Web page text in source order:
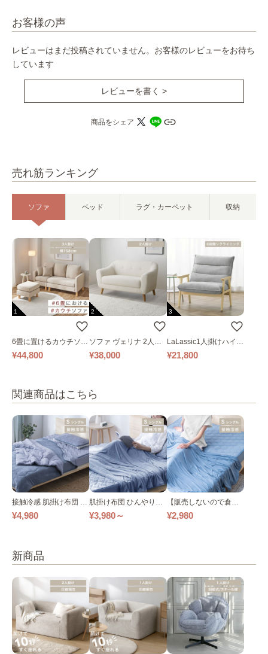
売れ筋ランキング
ソファ ベッド ラグ・カーペット 収納
1
6畳に置けるカウチソフ
ァ｜ベージュ
¥44,800
2
ソファ ヴェリナ 2人掛
け
¥38,000
3
LaLassic1人掛けハイバ
ックソファ ワイド
¥21,800
関連商品はこちら
接触冷感 肌掛け布団 ひ
んやり接触冷感 全２色
¥4,980
肌掛け布団 ひんやり接
触冷感 リバーシブル 全
¥3,980～
【販売しないので倉
庫】接触冷感 敷きパッ
¥2,980
新商品
お客様の声
レビューはまだ投稿されていません。お客様のレビューをお待ち
しています
レビューを書く >
商品をシェア